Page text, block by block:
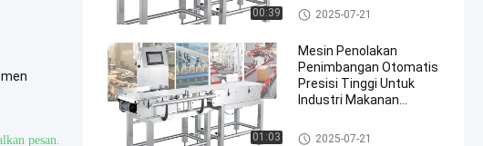
pesan.
00:39
Mesin Sortir Berat
Pengatur Berat Conveyor
2025-07-21
01:03
Mesin Penolakan
Penimbangan Otomatis
Presisi Tinggi Untuk
Industri Makanan
300g-30kg
Pengatur Berat Conveyor
2025-07-21